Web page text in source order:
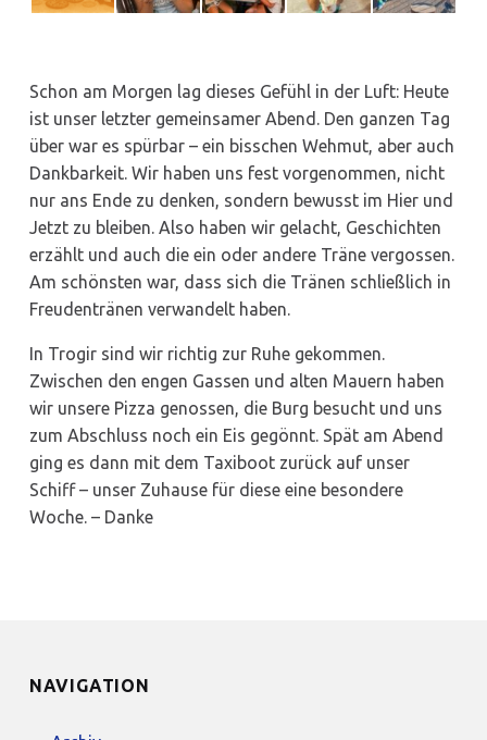
Schon am Morgen lag dieses Gefühl in der Luft: Heute
ist unser letzter gemeinsamer Abend. Den ganzen Tag
über war es spürbar – ein bisschen Wehmut, aber auch
Dankbarkeit. Wir haben uns fest vorgenommen, nicht
nur ans Ende zu denken, sondern bewusst im Hier und
Jetzt zu bleiben. Also haben wir gelacht, Geschichten
erzählt und auch die ein oder andere Träne vergossen.
Am schönsten war, dass sich die Tränen schließlich in
Freudentränen verwandelt haben.
In Trogir sind wir richtig zur Ruhe gekommen.
Zwischen den engen Gassen und alten Mauern haben
wir unsere Pizza genossen, die Burg besucht und uns
zum Abschluss noch ein Eis gegönnt. Spät am Abend
ging es dann mit dem Taxiboot zurück auf unser
Schiff – unser Zuhause für diese eine besondere
Woche. – Danke
NAVIGATION